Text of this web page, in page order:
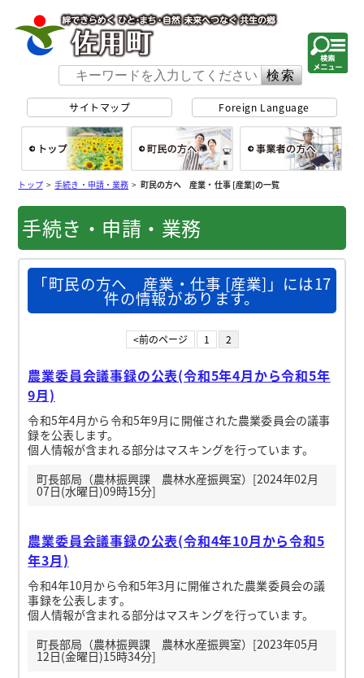
サイトマップ Foreign Language
総合トップ 町民の方へ
トップ>手続き・申請・業務 > 町民の方へ 産業・仕事 [産業]の一覧
手続き・申請・業務
「町民の方へ 産業・仕事 [産業]」には17
件の情報があります。
<前のページ 1 2
農業委員会議事録の公表(令和5年4月から令和5年
9月)
令和5年4月から令和5年9月に開催された農業委員会の議事
録を公表します。
個人情報が含まれる部分はマスキングを行っています。
町長部局（農林振興課 農林水産振興室）[2024年02月
07日(水曜日)09時15分]
農業委員会議事録の公表(令和4年10月から令和5
年3月)
令和4年10月から令和5年3月に開催された農業委員会の議
事録を公表します。
個人情報が含まれる部分はマスキングを行っています。
町長部局（農林振興課 農林水産振興室）[2023年05月
12日(金曜日)15時34分]